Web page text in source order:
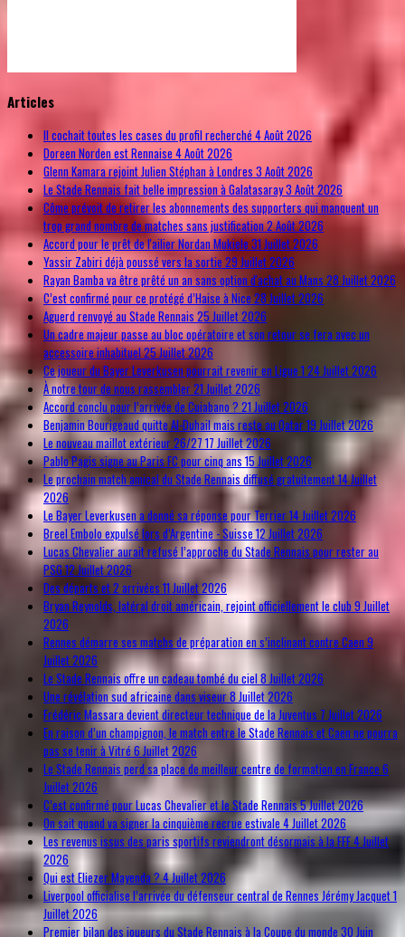
Articles
Il cochait toutes les cases du profil recherché 4 Août 2026
Doreen Norden est Rennaise 4 Août 2026
Glenn Kamara rejoint Julien Stéphan à Londres 3 Août 2026
Le Stade Rennais fait belle impression à Galatasaray3 Août 2026
Côme prévoit de retirer les abonnements des supporters qui manquent un
trop grand nombre de matches sans justification2 Août 2026
Accord pour le prêt de l'ailier Nordan Mukiele31 Juillet 2026
Yassir Zabiri déjà poussé vers la sortie 29 Juillet 2026
Rayan Bamba va être prêté un an sans option d'achat au Mans 28 Juillet 2026
C’est confirmé pour ce protégé d’Haise à Nice28 Juillet 2026
Aguerd renvoyé au Stade Rennais 25 Juillet 2026
Un cadre majeur passe au bloc opératoire et son retour se fera avec un
accessoire inhabituel25 Juillet 2026
Ce joueur du Bayer Leverkusen pourrait revenir en Ligue 1 24 Juillet 2026
À notre tour de nous rassembler21 Juillet 2026
Accord conclu pour l’arrivée de Cuiabano ? 21 Juillet 2026
Benjamin Bourigeaud quitte Al-Duhail mais reste au Qatar19 Juillet 2026
Le nouveau maillot extérieur 26/2717 Juillet 2026
Pablo Pagis signe au Paris FC pour cinq ans15 Juillet 2026
Le prochain match amical du Stade Rennais diffusé gratuitement14 Juillet
2026
Le Bayer Leverkusen a donné sa réponse pour Terrier14 Juillet 2026
Breel Embolo expulsé lors d’Argentine - Suisse12 Juillet 2026
Lucas Chevalier aurait refusé l’approche du Stade Rennais pour rester au
PSG12 Juillet 2026
Des départs et 2 arrivées 11 Juillet 2026
Bryan Reynolds, latéral droit américain, rejoint officiellement le club 9 Juillet
2026
Rennes démarre ses matchs de préparation en s’inclinant contre Caen9
Juillet 2026
Le Stade Rennais offre un cadeau tombé du ciel8 Juillet 2026
Une révélation sud africaine dans viseur8 Juillet 2026
Frédéric Massara devient directeur technique de la Juventus 7 Juillet 2026
En raison d’un champignon, le match entre le Stade Rennais et Caen ne pourra
pas se tenir à Vitré6 Juillet 2026
Le Stade Rennais perd sa place de meilleur centre de formation en France 6
Juillet 2026
C’est confirmé pour Lucas Chevalier et le Stade Rennais5 Juillet 2026
On sait quand va signer la cinquième recrue estivale 4 Juillet 2026
Les revenus issus des paris sportifs reviendront désormais à la FFF4 Juillet
2026
Qui est Eliezer Mayenda ?4 Juillet 2026
Liverpool officialise l’arrivée du défenseur central de Rennes Jérémy Jacquet1
Juillet 2026
Premier bilan des joueurs du Stade Rennais à la Coupe du monde 30 Juin